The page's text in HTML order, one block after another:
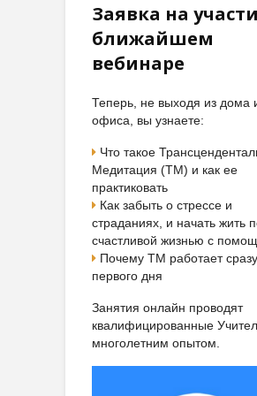
Заявка на
ближайшем
вебинаре
Теперь, не выходя из дома
офиса, вы узнаете:
Что такое
Медитация (ТМ) и как ее
практиковать
Как забыть о стрессе и
страданиях, и начать жить
счастливой жизнью с
Почему ТМ работает
первого дня
Занятия онлайн проводят
квалифицированные
многолетним опытом.